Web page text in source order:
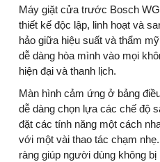
Máy giặt cửa trước Bosch
thiết kế độc lập, linh hoạt và
hảo giữa hiệu suất và thẩm
dễ dàng hòa mình vào mọi
hiện đại và thanh lịch.
Màn hình cảm ứng ở bảng
dễ dàng chọn lựa các chế độ
đặt các tính năng một cách
với một vài thao tác chạm
ràng giúp người dùng không